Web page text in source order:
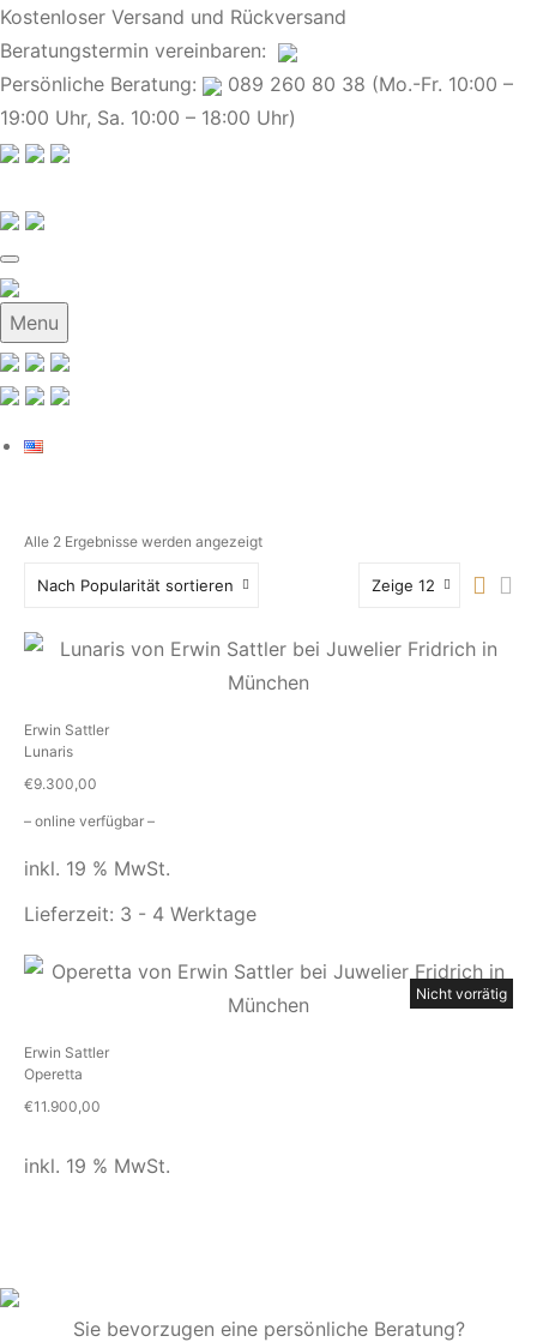
Kostenloser Versand und Rückversand
Beratungstermin vereinbaren:
Persönliche Beratung:
089 260 80 38 (Mo.-Fr. 10:00 –
19:00 Uhr, Sa. 10:00 – 18:00 Uhr)
Menu
Alle 2 Ergebnisse werden angezeigtNach
Nach Popularität sortieren Zeige 12
Erwin Sattler
Lunaris
€9.300,00
– online verfügbar –
inkl. 19 % MwSt.
Lieferzeit: 3 - 4 Werktage
Nicht vorrätig
Erwin Sattler
Operetta
€11.900,00
inkl. 19 % MwSt.
Sie bevorzugen eine persönliche Beratung?